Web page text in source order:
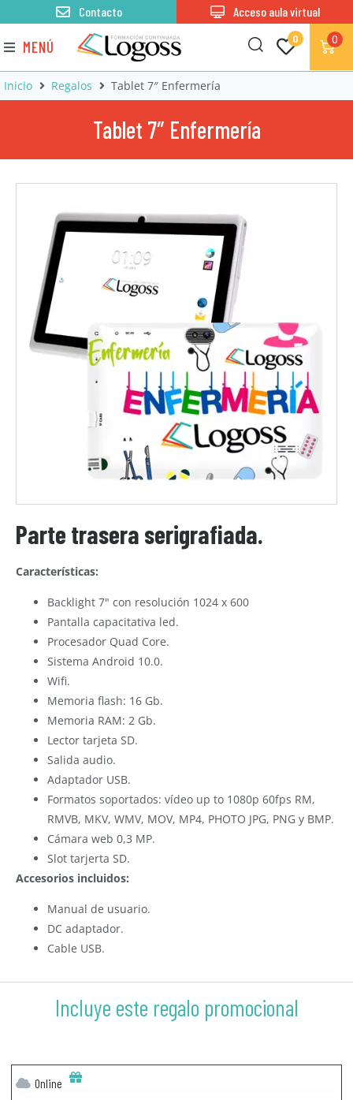
MENÚ 0 0
Contacto Acceso aula virtual
Inicio Regalos Tablet 7″ Enfermería
Tablet 7″ Enfermería
Parte trasera serigrafiada.
Características:
Backlight 7" con resolución 1024 x 600
Pantalla capacitativa led.
Procesador Quad Core.
Sistema Android 10.0.
Wifi.
Memoria flash: 16 Gb.
Memoria RAM: 2 Gb.
Lector tarjeta SD.
Salida audio.
Adaptador USB.
Formatos soportados: vídeo up to 1080p 60fps RM,
RMVB, MKV, WMV, MOV, MP4, PHOTO JPG, PNG y BMP.
Cámara web 0,3 MP.
Slot tarjerta SD.
Accesorios incluidos:
Manual de usuario.
DC adaptador.
Cable USB.
Incluye este regalo promocional
Online